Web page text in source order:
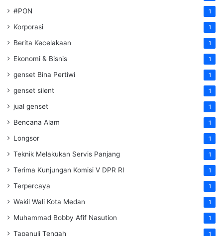
#PON 1
Korporasi 1
Berita Kecelakaan 1
Ekonomi & Bisnis 1
genset Bina Pertiwi 1
genset silent 1
jual genset 1
Bencana Alam 1
Longsor 1
Teknik Melakukan Servis Panjang 1
Terima Kunjungan Komisi V DPR RI 1
Terpercaya 1
Wakil Wali Kota Medan 1
Muhammad Bobby Afif Nasution 1
Tapanuli Tengah 1